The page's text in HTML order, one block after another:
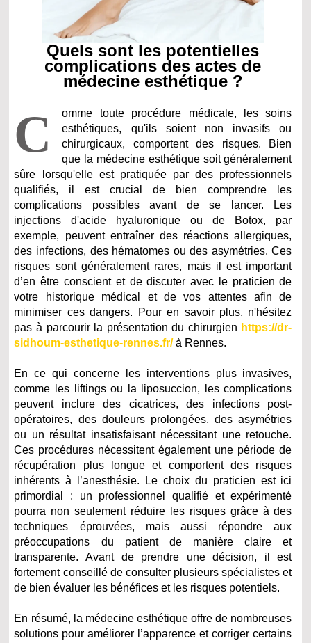
Quels sont les potentielles
complications des actes de
médecine esthétique ?
C
omme toute procédure médicale, les soins
esthétiques, qu'ils soient non invasifs ou
chirurgicaux, comportent des risques. Bien
que la médecine esthétique soit généralement
sûre lorsqu'elle est pratiquée par des professionnels
qualifiés, il est crucial de bien comprendre les
complications possibles avant de se lancer. Les
injections d'acide hyaluronique ou de Botox, par
exemple, peuvent entraîner des réactions allergiques,
des infections, des hématomes ou des asymétries. Ces
risques sont généralement rares, mais il est important
d’en être conscient et de discuter avec le praticien de
votre historique médical et de vos attentes afin de
minimiser ces dangers. Pour en savoir plus, n'hésitez
pas à parcourir la présentation du chirurgien https://dr-
sidhoum-esthetique-rennes.fr/à Rennes.
En ce qui concerne les interventions plus invasives,
comme les liftings ou la liposuccion, les complications
peuvent inclure des cicatrices, des infections post-
opératoires, des douleurs prolongées, des asymétries
ou un résultat insatisfaisant nécessitant une retouche.
Ces procédures nécessitent également une période de
récupération plus longue et comportent des risques
inhérents à l’anesthésie. Le choix du praticien est ici
primordial : un professionnel qualifié et expérimenté
pourra non seulement réduire les risques grâce à des
techniques éprouvées, mais aussi répondre aux
préoccupations du patient de manière claire et
transparente. Avant de prendre une décision, il est
fortement conseillé de consulter plusieurs spécialistes et
de bien évaluer les bénéfices et les risques potentiels.
En résumé, la médecine esthétique offre de nombreuses
solutions pour améliorer l’apparence et corriger certains